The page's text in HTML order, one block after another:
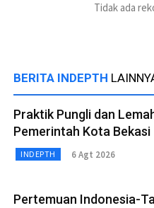
Tidak ada
BERITA INDEPTH
Praktik Pungli dan
Pemerintah Kota Bekasi
INDEPTH 6 Agt 2026
Pertemuan Indonesia-